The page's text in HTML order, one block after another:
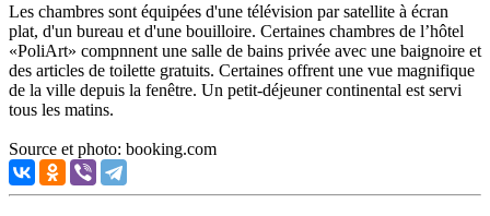
Les chambres sont équipées d'une télévision par satellite à écran
plat, d'un bureau et d'une bouilloire. Certaines chambres de l’hôtel
«PoliArt» compnnent une salle de bains privée avec une baignoire et
des articles de toilette gratuits. Certaines offrent une vue magnifique
de la ville depuis la fenêtre. Un petit-déjeuner continental est servi
tous les matins.
Source et photo: booking.com